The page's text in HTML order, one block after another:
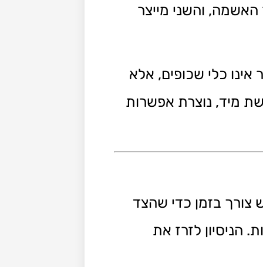
האשמה, והשני מייצר
כלי שכופים, אלא
מיד, נוצרת אפשרות
צורך בזמן כדי שהצד
הניסיון לזרז את